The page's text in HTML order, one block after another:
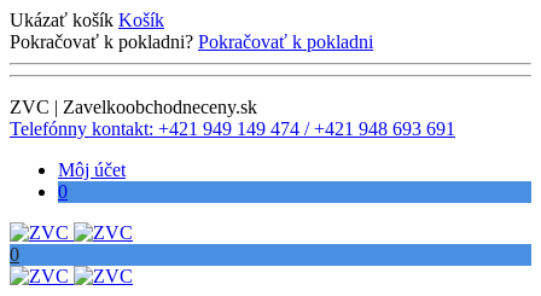
Ukázať košík Košík
Pokračovať k pokladni? Pokračovať k pokladni
ZVC | Zavelkoobchodneceny.sk
Telefónny kontakt: +421 949 149 474 / +421 948 693 691
Môj účet
0
0